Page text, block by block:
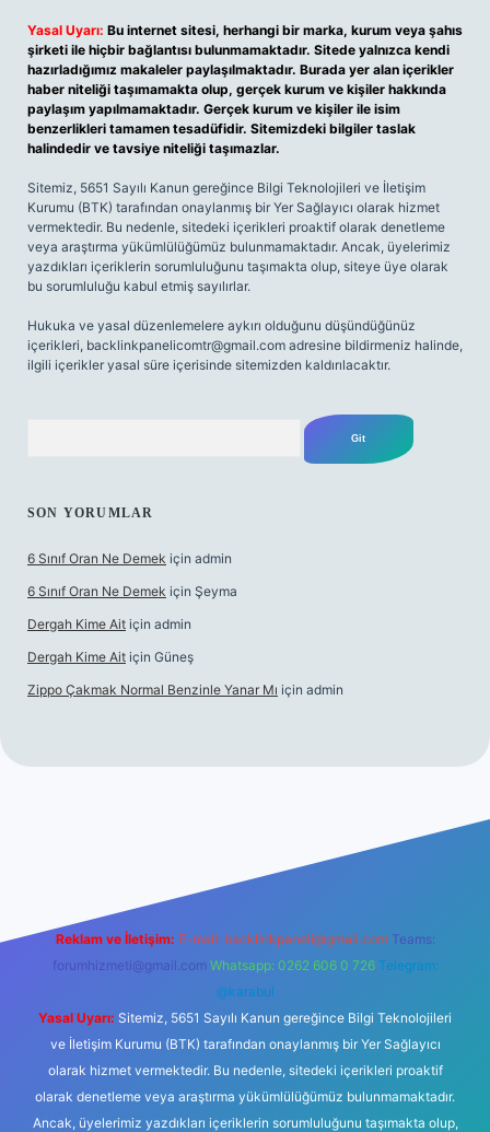
Yasal Uyarı: Bu internet sitesi, herhangi bir marka, kurum veya şahıs
şirketi ile hiçbir bağlantısı bulunmamaktadır. Sitede yalnızca kendi
hazırladığımız makaleler paylaşılmaktadır. Burada yer alan içerikler
haber niteliği taşımamakta olup, gerçek kurum ve kişiler hakkında
paylaşım yapılmamaktadır. Gerçek kurum ve kişiler ile isim
benzerlikleri tamamen tesadüfidir. Sitemizdeki bilgiler taslak
halindedir ve tavsiye niteliği taşımazlar.
Sitemiz, 5651 Sayılı Kanun gereğince Bilgi Teknolojileri ve İletişim
Kurumu (BTK) tarafından onaylanmış bir Yer Sağlayıcı olarak hizmet
vermektedir. Bu nedenle, sitedeki içerikleri proaktif olarak denetleme
veya araştırma yükümlülüğümüz bulunmamaktadır. Ancak, üyelerimiz
yazdıkları içeriklerin sorumluluğunu taşımakta olup, siteye üye olarak
bu sorumluluğu kabul etmiş sayılırlar.
Hukuka ve yasal düzenlemelere aykırı olduğunu düşündüğünüz
içerikleri, backlinkpanelicomtr@gmail.com adresine bildirmeniz halinde,
ilgili içerikler yasal süre içerisinde sitemizden kaldırılacaktır.
SON YORUMLAR
6 Sınıf Oran Ne Demek için admin
6 Sınıf Oran Ne Demek için Şeyma
Dergah Kime Ait için admin
Dergah Kime Ait için Güneş
Zippo Çakmak Normal Benzinle Yanar Mı için admin
Reklam ve İletişim: E-mail: backlinkpaneli@gmail.com Teams:
forumhizmeti@gmail.com Whatsapp: 0262 606 0 726 Telegram:
@karabul
Yasal Uyarı: Sitemiz, 5651 Sayılı Kanun gereğince Bilgi Teknolojileri
ve İletişim Kurumu (BTK) tarafından onaylanmış bir Yer Sağlayıcı
olarak hizmet vermektedir. Bu nedenle, sitedeki içerikleri proaktif
olarak denetleme veya araştırma yükümlülüğümüz bulunmamaktadır.
Ancak, üyelerimiz yazdıkları içeriklerin sorumluluğunu taşımakta olup,